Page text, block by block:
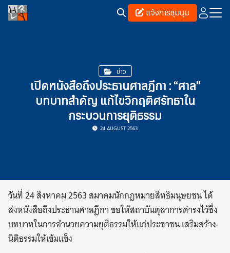
Skip
แจ้งการชุมนุม
ข่าว
เปิดหนังสือถึงประธานศาลฎีกา : “ศาล”
บทบาทสำคัญ แก้ไขวิกฤติศรัทธาใน
กระบวนการยุติธรรม
24 AUGUST 2563
วันที่ 24 สิงหาคม 2563 สมาคมนักกฎหมายสิทธิมนุษยชน ได้
ส่งหนังสือถึงประธานศาลฎีกา ขอให้สถาบันตุลาการดำรงไว้ซึ่ง
บทบาทในการอำนวยความยุติธรรมให้แก่ประชาชน เสริมสร้าง
นิติธรรมให้เข้มแข็ง